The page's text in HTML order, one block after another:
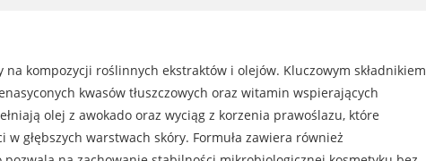
kompozycji roślinnych ekstraktów i olejów. Kluczowym składnikiem
kwasów tłuszczowych oraz witamin wspierających
olej z awokado oraz wyciąg z korzenia prawoślazu, które
głębszych warstwach skóry. Formuła zawiera również